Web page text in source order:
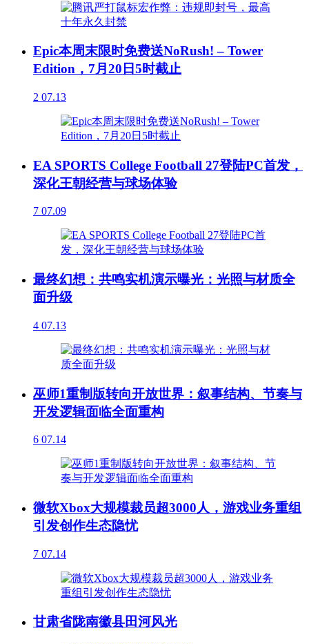
Epic本周末限时免费送NoRush! – Tower
Edition，7月20日5时截止
2 07.13
EA SPORTS College Football 27登陆PC首发，
深化王朝经营与球场体验
7 07.09
最终幻想：共鸣实机演示曝光：光照与材质全
面升级
4 07.13
巫师1重制版转向开放世界：叙事结构、节奏与
开发逻辑面临全面重构
6 07.14
微软Xbox大规模裁员超3000人，游戏业务重组
引发创作生态隐忧
7 07.14
甘肃省陇南徽县田河风光